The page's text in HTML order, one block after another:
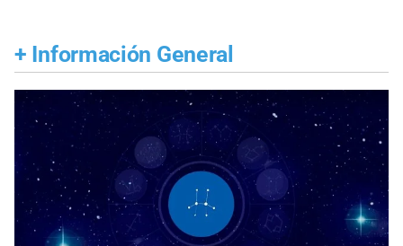
+ Información General